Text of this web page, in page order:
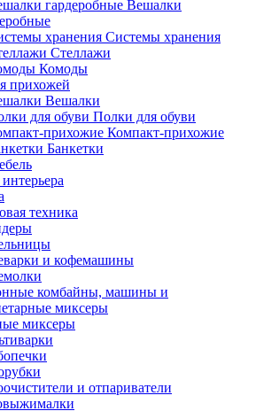
Вешалки
Системы хранения
Стеллажи
Комоды
прихожей
Вешалки
Полки для обуви
Компакт-прихожие
Банкетки
техника
и кофемашины
комбайны, машины и
миксеры
миксеры
и отпариватели